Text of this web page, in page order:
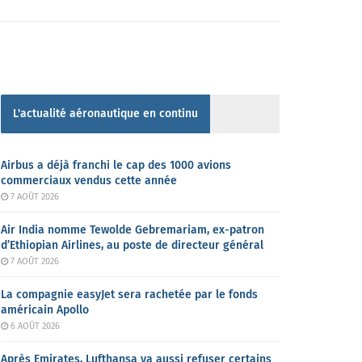
L'actualité aéronautique en continu
Airbus a déjà franchi le cap des 1000 avions
commerciaux vendus cette année
7 AOÛT 2026
Air India nomme Tewolde Gebremariam, ex-patron
d’Ethiopian Airlines, au poste de directeur général
7 AOÛT 2026
La compagnie easyJet sera rachetée par le fonds
américain Apollo
6 AOÛT 2026
Après Emirates, Lufthansa va aussi refuser certains